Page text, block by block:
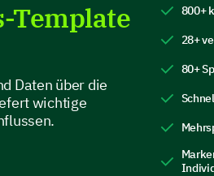
des Produkts entspricht den
Preisgestaltung auf die
Template
Daten über die
wichtige
800+
28+
80+